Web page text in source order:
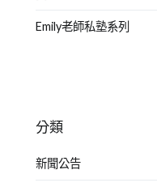
Emily老師私塾系列
分類
新聞公告